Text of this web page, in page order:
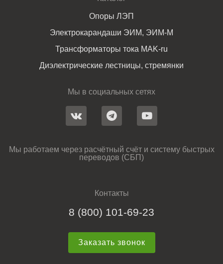
Опоры ЛЭП
Электрокарандаши ЭИМ, ЭИМ-М
Трансформаторы тока MAK-ru
Диэлектрические лестницы, стремянки
Мы в социальных сетях
Мы работаем через расчётный счёт и систему быстрых
переводов (СБП)
Контакты
8 (800) 101-69-23
Заказать звонок